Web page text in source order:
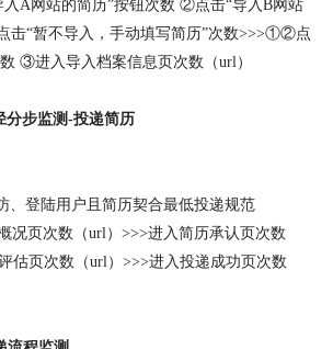
入A网站的简历”按钮次数 ②点击“导入B网站
击“暂不导入，手动填写简历”次数>>>①②点
③进入导入档案信息页次数（url）
分步监测-投递简历
、登陆用户且简历契合最低投递规范
况页次数（url）>>>进入简历承认页次数
估页次数（url）>>>进入投递成功页次数